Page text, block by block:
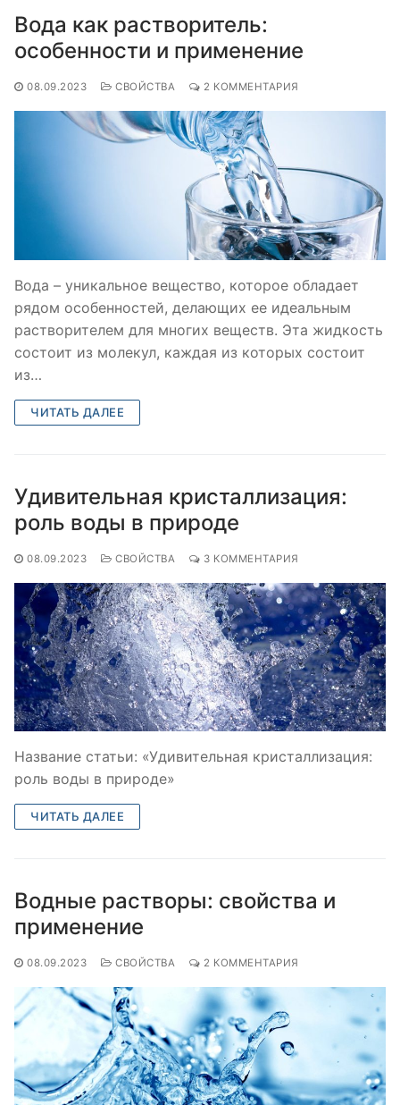
Вода как растворитель:
особенности и применение
08.09.2023 СВОЙСТВА 2 КОММЕНТАРИЯ
Вода – уникальное вещество, которое обладает
рядом особенностей, делающих ее идеальным
растворителем для многих веществ. Эта жидкость
состоит из молекул, каждая из которых состоит
из…
ЧИТАТЬ ДАЛЕЕ
Удивительная кристаллизация:
роль воды в природе
08.09.2023 СВОЙСТВА 3 КОММЕНТАРИЯ
Название статьи: «Удивительная кристаллизация:
роль воды в природе»
ЧИТАТЬ ДАЛЕЕ
Водные растворы: свойства и
применение
08.09.2023 СВОЙСТВА 2 КОММЕНТАРИЯ